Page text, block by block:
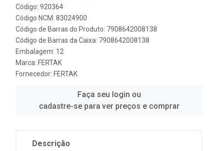
Código: 920364
Código NCM: 83024900
Código de Barras do Produto: 7908642008138
Código de Barras da Caixa: 7908642008138
Embalagem: 12
Marca: FERTAK
Fornecedor: FERTAK
Faça seu login ou
cadastre-se para ver preços e comprar
Descrição